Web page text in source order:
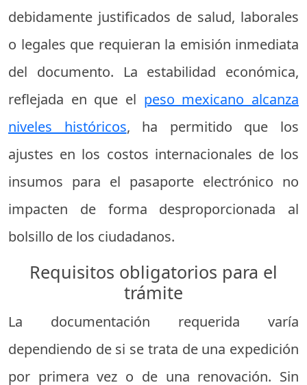
debidamente justificados de salud, laborales
o legales que requieran la emisión inmediata
del documento. La estabilidad económica,
reflejada en que el peso mexicano alcanza
niveles históricos, ha permitido que los
ajustes en los costos internacionales de los
insumos para el pasaporte electrónico no
impacten de forma desproporcionada al
bolsillo de los ciudadanos.
Requisitos obligatorios para el
trámite
La documentación requerida varía
dependiendo de si se trata de una expedición
por primera vez o de una renovación. Sin